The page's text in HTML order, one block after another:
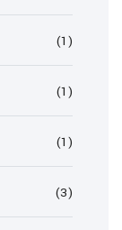
(1)
(1)
(1)
(3)